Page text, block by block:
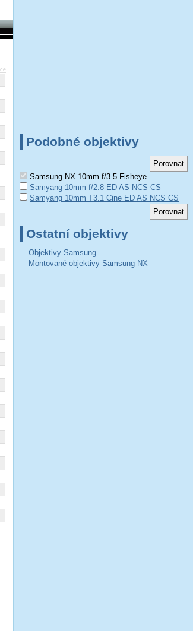
Podobné objektivy
Samsung NX 10mm f/3.5 Fisheye
Samyang 10mm f/2.8 ED AS NCS CS
Samyang 10mm T3.1 Cine ED AS NCS CS
Ostatní objektivy
Objektivy Samsung
Montované objektivy Samsung NX